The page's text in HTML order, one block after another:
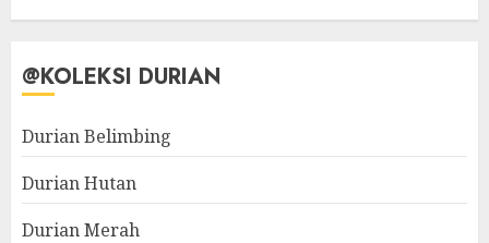
@KOLEKSI DURIAN
Durian Belimbing
Durian Hutan
Durian Merah